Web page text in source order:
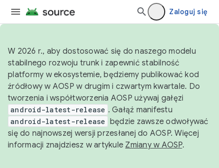
Zaloguj się
W 2026 r., aby dostosować się do naszego modelu
stabilnego rozwoju trunk i zapewnić stabilność
platformy w ekosystemie, będziemy publikować kod
źródłowy w AOSP w drugim i czwartym kwartale. Do
tworzenia i współtworzenia AOSP używaj gałęzi
android-latest-release . Gałąź manifestu
android-latest-release będzie zawsze odwoływać
się do najnowszej wersji przesłanej do AOSP. Więcej
informacji znajdziesz w artykule Zmiany w AOSP.